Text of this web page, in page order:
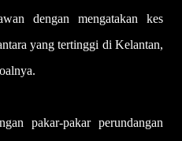
dengan mengatakan kes
yang tertinggi di Kelantan,
pakar-pakar perundangan